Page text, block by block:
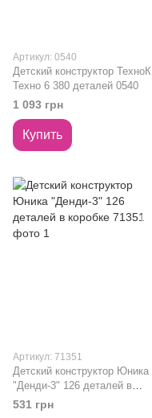
Артикул: 0540
Детский конструктор ТехноК
Техно 6 380 деталей 0540
1 093 грн
Купить
Артикул: 71351
Детский конструктор Юника
"Денди-3" 126 деталей в
коробке 71351
531 грн